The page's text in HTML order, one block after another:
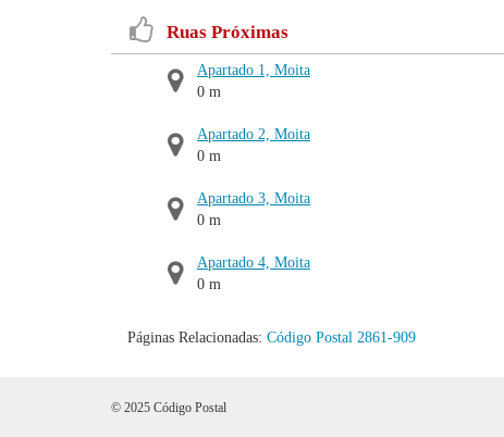
Ruas Próximas
Apartado 1, Moita
0 m
Apartado 2, Moita
0 m
Apartado 3, Moita
0 m
Apartado 4, Moita
0 m
Páginas Relacionadas: Código Postal 2861-909
© 2025 Código Postal